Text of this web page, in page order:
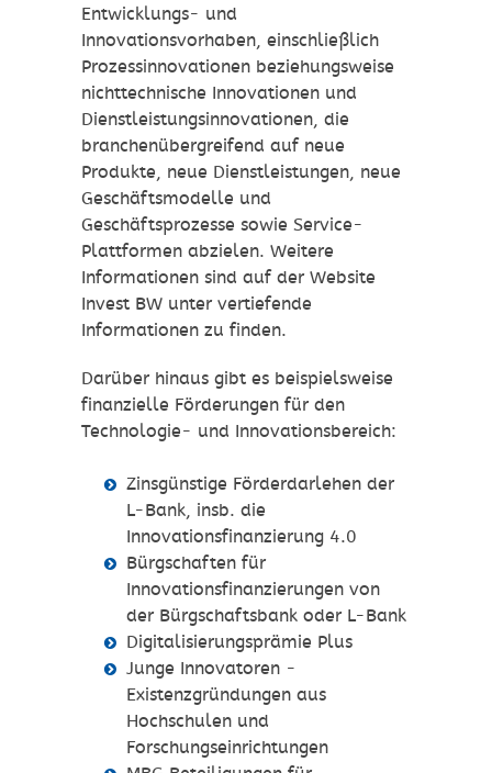
Entwicklungs- und
Innovationsvorhaben, einschließlich
Prozessinnovationen beziehungsweise
nichttechnische Innovationen und
Dienstleistungsinnovationen, die
branchenübergreifend auf neue
Produkte, neue Dienstleistungen, neue
Geschäftsmodelle und
Geschäftsprozesse sowie Service-
Plattformen abzielen. Weitere
Informationen sind auf der Website
Invest BW unter vertiefende
Informationen zu finden.
Darüber hinaus gibt es beispielsweise
finanzielle Förderungen für den
Technologie- und Innovationsbereich:
Zinsgünstige Förderdarlehen der
L-Bank, insb. die
Innovationsfinanzierung 4.0
Bürgschaften für
Innovationsfinanzierungen von
der Bürgschaftsbank oder L-Bank
Digitalisierungsprämie Plus
Junge Innovatoren -
Existenzgründungen aus
Hochschulen und
Forschungseinrichtungen